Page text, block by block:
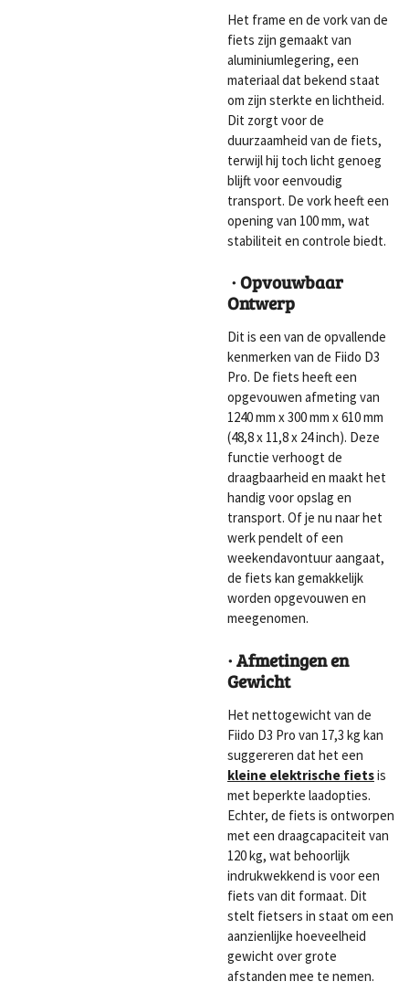
Het frame en de vork van de
fiets zijn gemaakt van
aluminiumlegering, een
materiaal dat bekend staat
om zijn sterkte en lichtheid.
Dit zorgt voor de
duurzaamheid van de fiets,
terwijl hij toch licht genoeg
blijft voor eenvoudig
transport. De vork heeft een
opening van 100 mm, wat
stabiliteit en controle biedt.
· Opvouwbaar
Ontwerp
Dit is een van de opvallende
kenmerken van de Fiido D3
Pro. De fiets heeft een
opgevouwen afmeting van
1240 mm x 300 mm x 610 mm
(48,8 x 11,8 x 24 inch). Deze
functie verhoogt de
draagbaarheid en maakt het
handig voor opslag en
transport. Of je nu naar het
werk pendelt of een
weekendavontuur aangaat,
de fiets kan gemakkelijk
worden opgevouwen en
meegenomen.
· Afmetingen en
Gewicht
Het nettogewicht van de
Fiido D3 Pro van 17,3 kg kan
suggereren dat het een
kleine elektrische fietsis
met beperkte laadopties.
Echter, de fiets is ontworpen
met een draagcapaciteit van
120 kg, wat behoorlijk
indrukwekkend is voor een
fiets van dit formaat. Dit
stelt fietsers in staat om een
aanzienlijke hoeveelheid
gewicht over grote
afstanden mee te nemen.